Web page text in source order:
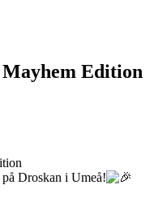
Mayhem Edition
Droskan i Umeå!